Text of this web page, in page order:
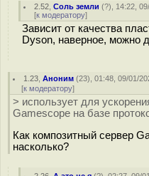
2.52 ,Соль земли (?), 14:22,
[к модератору]
Зависит от качества
Dyson, наверное, можно
1.23 ,Аноним (23), 01:48, 09/01/
[к модератору]
> использует для
Gamescope на базе
Как композитный сервер
насколько?